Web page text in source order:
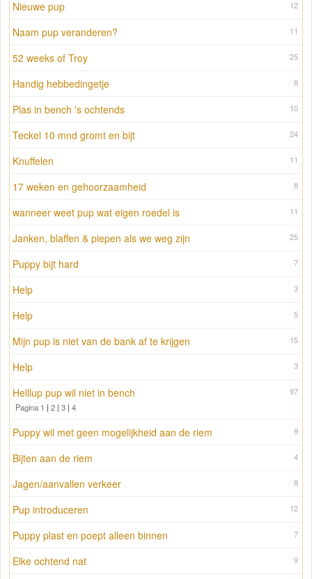
12
Nieuwe pup
11
Naam pup veranderen?
25
52 weeks of Troy
8
Handig hebbedingetje
10
Plas in bench 's ochtends
24
Teckel 10 mnd gromt en bijt
11
Knuffelen
8
17 weken en gehoorzaamheid
11
wanneer weet pup wat eigen roedel is
25
Janken, blaffen & piepen als we weg zijn
7
Puppy bijt hard
3
Help
5
Help
15
Mijn pup is niet van de bank af te krijgen
3
Help
97
Helllup pup wil niet in bench
Pagina 1 | 2 | 3 | 4
9
Puppy wil met geen mogelijkheid aan de riem
4
Bijten aan de riem
8
Jagen/aanvallen verkeer
12
Pup introduceren
7
Puppy plast en poept alleen binnen
9
Elke ochtend nat